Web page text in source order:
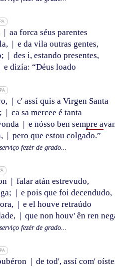
| aa forca séus parentes
| e da vila outras gentes,
| des i, estando presentes,
e dizía: “Déus loado
| c' assí quis a Virgen Santa
| ca sa mercee é tanta
| e nósso ben sempre a
| pero que estou colgado.”
serviço fezér de grado...
| falar atán estrevudo,
| e pois que foi decendudo,
| e el houve retraúdo
| que non houv' ên ren
serviço fezér de grado...
| de tod', assí com'